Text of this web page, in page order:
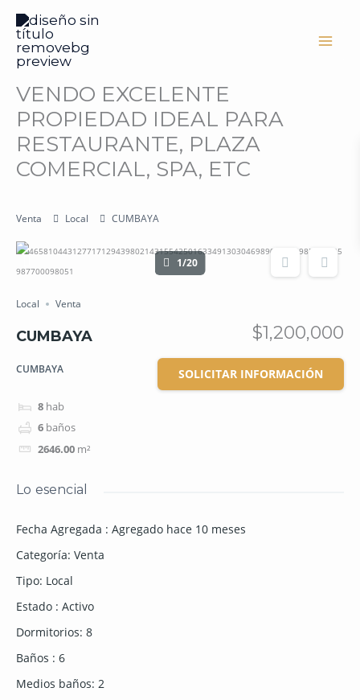
contenido
VENDO EXCELENTE
PROPIEDAD IDEAL PARA
RESTAURANTE, PLAZA
COMERCIAL, SPA, ETC
Venta Local CUMBAYA
1/20
Local Venta
CUMBAYA
CUMBAYA
8 hab
6 baños
2646.00 m²
$1,200,000
SOLICITAR INFORMACIÓN
Lo esencial
Fecha Agregada : Agregado hace 10 meses
Categoría: Venta
Tipo: Local
Estado : Activo
Dormitorios: 8
Baños : 6
Medios baños: 2